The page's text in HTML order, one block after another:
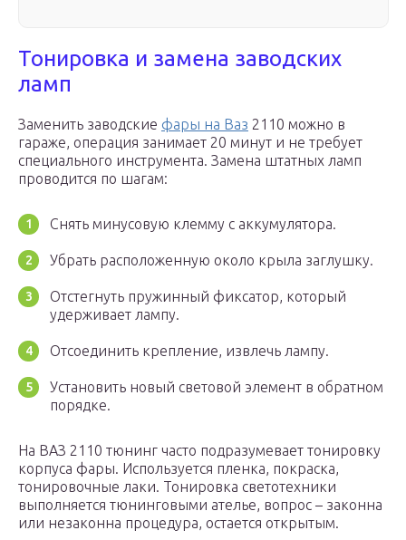
Тонировка и замена заводских
ламп
Заменить заводские фары на Ваз 2110 можно в
гараже, операция занимает 20 минут и не требует
специального инструмента. Замена штатных ламп
проводится по шагам:
Снять минусовую клемму с аккумулятора.
Убрать расположенную около крыла заглушку.
Отстегнуть пружинный фиксатор, который
удерживает лампу.
Отсоединить крепление, извлечь лампу.
Установить новый световой элемент в обратном
порядке.
На ВАЗ 2110 тюнинг часто подразумевает тонировку
корпуса фары. Используется пленка, покраска,
тонировочные лаки. Тонировка светотехники
выполняется тюнинговыми ателье, вопрос – законна
или незаконна процедура, остается открытым.